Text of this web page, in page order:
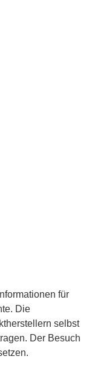
für
Die
selbst
Der Besuch